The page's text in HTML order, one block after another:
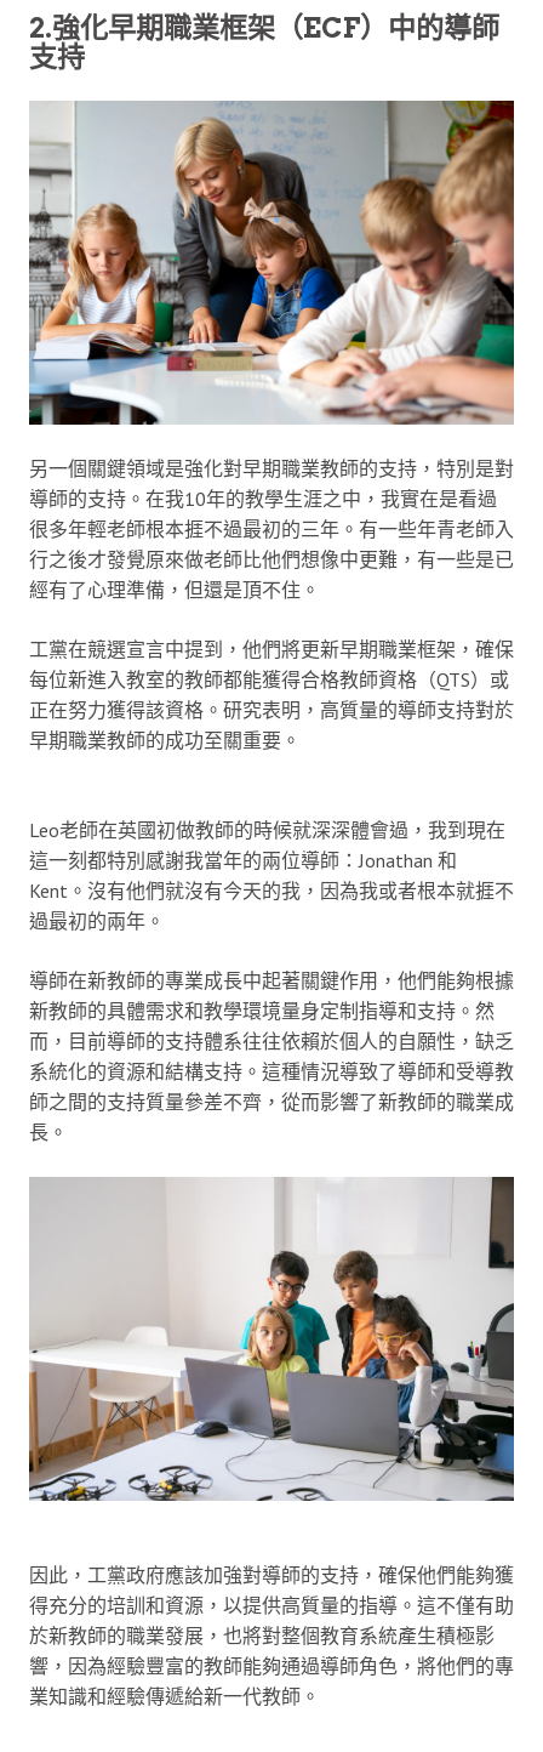
2.強化早期職業框架（ECF）中的導師
支持
另一個關鍵領域是強化對早期職業教師的支持，特別是對
導師的支持。在我10年的教學生涯之中，我實在是看過
很多年輕老師根本捱不過最初的三年。有一些年青老師入
行之後才發覺原來做老師比他們想像中更難，有一些是已
經有了心理準備，但還是頂不住。
工黨在競選宣言中提到，他們將更新早期職業框架，確保
每位新進入教室的教師都能獲得合格教師資格（QTS）或
正在努力獲得該資格。研究表明，高質量的導師支持對於
早期職業教師的成功至關重要。
Leo老師在英國初做教師的時候就深深體會過，我到現在
這一刻都特別感謝我當年的兩位導師：Jonathan 和
Kent。沒有他們就沒有今天的我，因為我或者根本就捱不
過最初的兩年。
導師在新教師的專業成長中起著關鍵作用，他們能夠根據
新教師的具體需求和教學環境量身定制指導和支持。然
而，目前導師的支持體系往往依賴於個人的自願性，缺乏
系統化的資源和結構支持。這種情況導致了導師和受導教
師之間的支持質量參差不齊，從而影響了新教師的職業成
長。
因此，工黨政府應該加強對導師的支持，確保他們能夠獲
得充分的培訓和資源，以提供高質量的指導。這不僅有助
於新教師的職業發展，也將對整個教育系統產生積極影
響，因為經驗豐富的教師能夠通過導師角色，將他們的專
業知識和經驗傳遞給新一代教師。